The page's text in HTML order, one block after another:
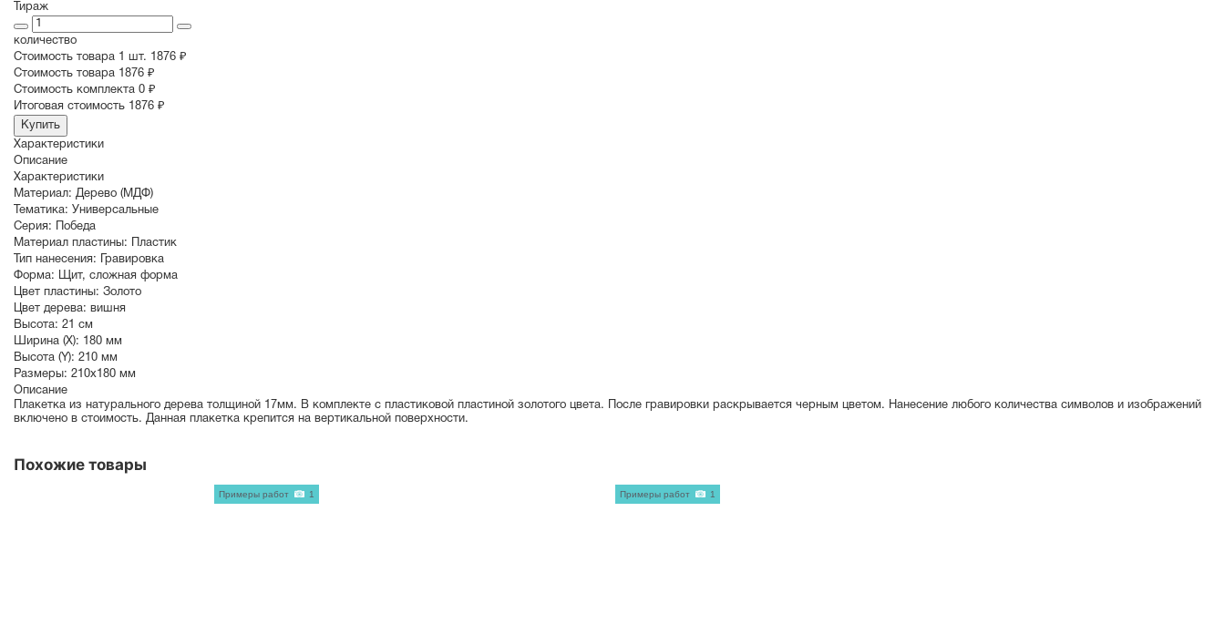
Тираж
количество
Стоимость товара 1 шт. 1876 ₽
Cтоимость товара 1876 ₽
Стоимость комплекта 0 ₽
Итоговая стоимость 1876 ₽
Купить
Характеристики
Описание
Характеристики
Материал: Дерево (МДФ)
Тематика: Универсальные
Серия: Победа
Материал пластины: Пластик
Тип нанесения:
Гравировка
Форма: Щит, сложная форма
Цвет пластины: Золото
Цвет дерева: вишня
Высота: 21 см
Ширина (X): 180 мм
Высота (Y): 210 мм
Размеры: 210х180 мм
Описание
Плакетка из натурального дерева толщиной 17мм. В комплекте с пластиковой пластиной золотого цвета. После гравировки раскрывается черным цветом. Нанесение любого количества символов и изображений
включено в стоимость. Данная плакетка крепится на вертикальной поверхности.
Похожие товары
Примеры работ 1 Примеры работ 1